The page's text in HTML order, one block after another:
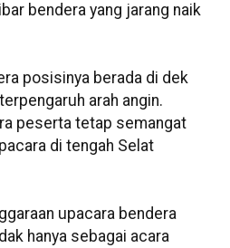
bendera yang jarang naik
posisinya berada di dek
arah angin.
peserta tetap semangat
di tengah Selat
upacara bendera
hanya sebagai acara